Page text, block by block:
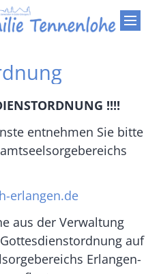
!!!!
entnehmen Sie bitte
erlangen.de
aus der Verwaltung
auf
Erlangen-